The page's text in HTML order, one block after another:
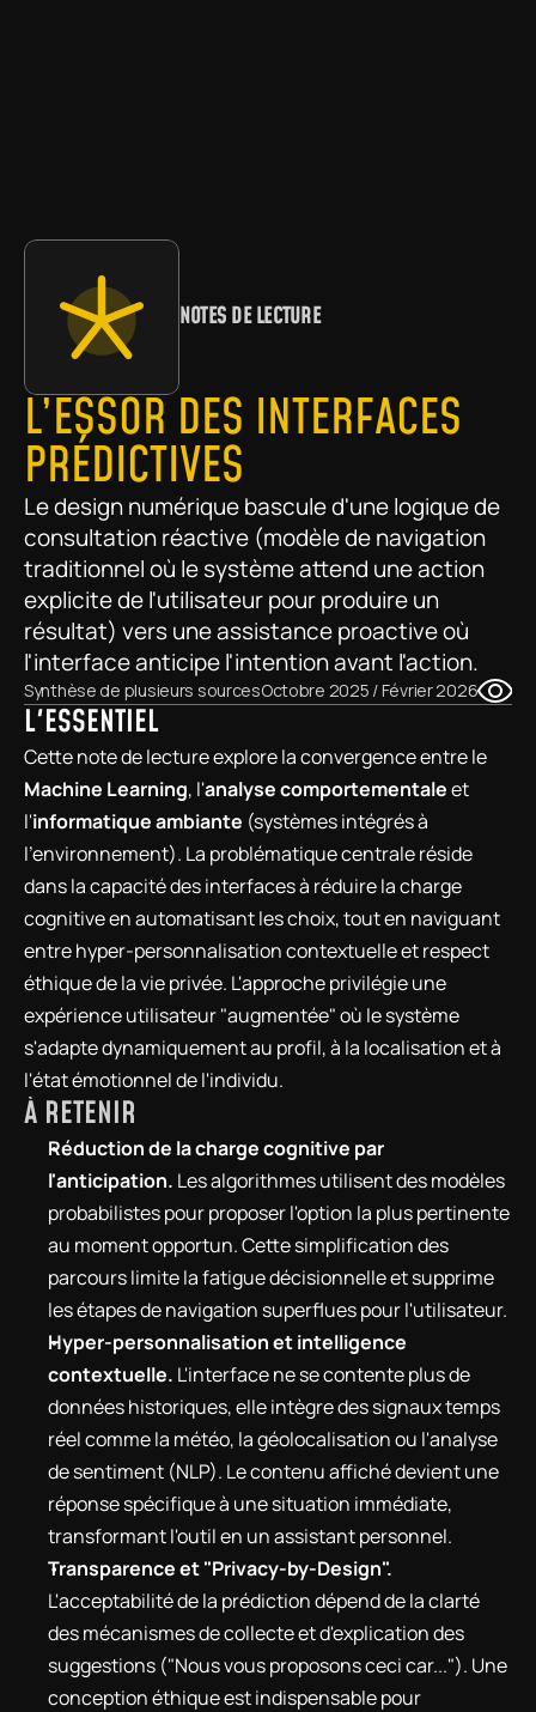
NOTES DE LECTURE
L’ESSOR DES INTERFACES
PRÉDICTIVES
Le design numérique bascule d'une logique de
consultation réactive (modèle de navigation
traditionnel où le système attend une action
explicite de l'utilisateur pour produire un
résultat) vers une assistance proactive où
l'interface anticipe l'intention avant l'action.
Synthèse de plusieurs sourcesOctobre 2025 / Février 2026
L'ESSENTIEL
Machine Learning, l'analyse comportementale et
l'informatique ambiante (systèmes intégrés à
l'environnement). La problématique centrale réside
dans la capacité des interfaces à réduire la charge
cognitive en automatisant les choix, tout en naviguant
entre hyper-personnalisation contextuelle et respect
éthique de la vie privée. L'approche privilégie une
expérience utilisateur "augmentée" où le système
s'adapte dynamiquement au profil, à la localisation et à
l'état émotionnel de l'individu.
À RETENIR
Réduction de la charge cognitive par
l'anticipation. Les algorithmes utilisent des modèles
probabilistes pour proposer l'option la plus pertinente
au moment opportun. Cette simplification des
parcours limite la fatigue décisionnelle et supprime
les étapes de navigation superflues pour l'utilisateur.
Hyper-personnalisation et intelligence
contextuelle. L'interface ne se contente plus de
données historiques, elle intègre des signaux temps
réel comme la météo, la géolocalisation ou l'analyse
de sentiment (NLP). Le contenu affiché devient une
réponse spécifique à une situation immédiate,
transformant l'outil en un assistant personnel.
Transparence et "Privacy-by-Design".
L'acceptabilité de la prédiction dépend de la clarté
des mécanismes de collecte et d'explication des
suggestions ("Nous vous proposons ceci car..."). Une
conception éthique est indispensable pour